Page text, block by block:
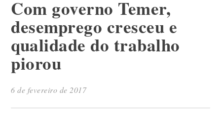
Com governo Temer,
desemprego cresceu e
qualidade do trabalho
piorou
6 de fevereiro de 2017